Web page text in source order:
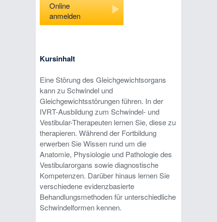
Online
anmelden
Kursinhalt
Eine Störung des Gleichgewichtsorgans
kann zu Schwindel und
Gleichgewichtsstörungen führen. In der
IVRT-Ausbildung zum Schwindel- und
Vestibular-Therapeuten lernen Sie, diese zu
therapieren. Während der Fortbildung
erwerben Sie Wissen rund um die
Anatomie, Physiologie und Pathologie des
Vestibularorgans sowie diagnostische
Kompetenzen. Darüber hinaus lernen Sie
verschiedene evidenzbasierte
Behandlungsmethoden für unterschiedliche
Schwindelformen kennen.